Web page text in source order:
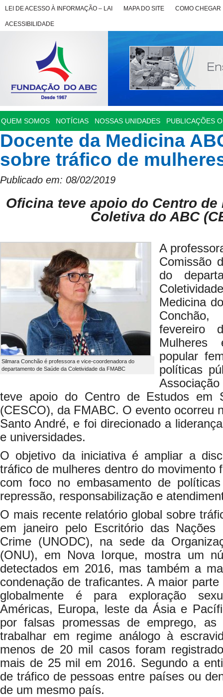
LEI DE ACESSO À INFORMAÇÃO – LAI MAPA DO SITE COMO CHEGAR
ACESSIBILIDADE
QUEM SOMOS NOTÍCIAS NOSSAS UNIDADES PUBLICAÇÕES
Docente da Medicina
sobre tráfico de
Publicado em: 08/02/2019
Oficina teve apoio do Centro de
Coletivado ABC
Silmara Conchão é professora e vice-coordenadora do
departamento de Saúde da Coletividade da FMABC
A
Comissão
do
Medicina
fevereiro
Mulheres
popular
políticas
teve apoio do Centro de Estudos em
(CESCO), da FMABC. O evento ocorreu
Santo André, e foi direcionado a
e universidades.
O objetivo da iniciativa é ampliar a
tráfico de mulheres dentro do movimento
com foco no embasamento de
repressão, responsabilização e
O mais recente relatório global sobre
em janeiro pelo Escritório das
Crime (UNODC), na sede da
(ONU), em Nova Iorque, mostra um
detectados em 2016, mas também a
condenação de traficantes. A maior
globalmente é para exploração
Américas, Europa, leste da Ásia e
por falsas promessas de emprego,
trabalhar em regime análogo à
menos de 20 mil casos foram
mais de 25 mil em 2016. Segundo a
de tráfico de pessoas entre países ou
de um mesmo país.